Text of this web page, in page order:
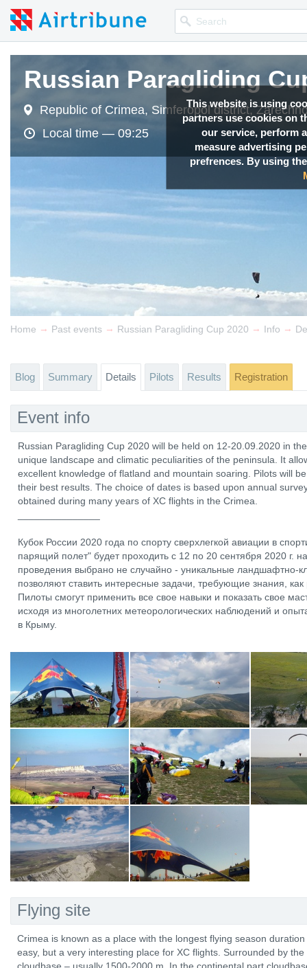
This website is using
partners use cookies on
our service, perform
measure advertising
prefrences. By using
Russian Paragliding
Republic of Crimea, Simferopol district,
Local time —09:25
Russian Paragliding
Republic of Crimea, Simferopol district,
Local time —09:25
Russian Paragliding
Republic of Crimea, Simferopol district,
Local time —09:25
Home → Past events → Russian Paragliding Cup 2020 → Info →
Blog Summary Details Pilots Results Registration
Event info
Russian Paragliding Cup 2020 will be held on 12-20.09.2020 in
unique landscape and climatic peculiarities of the peninsula. It
excellent knowledge of flatland and mountain soaring. Pilots will
their best results. The choice of dates is based upon annual
obtained during many years of XC flights in the Crimea.
Кубок России 2020 года по спорту сверхлегкой авиации в
парящий полет" будет проходить с 12 по 20 сентября 2020 г.
проведения выбрано не случайно - уникальные ландшафтно-
позволяют ставить интересные задачи, требующие знания,
Пилоты смогут применить все свое навыки и показать свое
исходя из многолетних метеорологических наблюдений и
в Крыму.
Flying site
Crimea is known as a place with the longest flying season
easy, but a very interesting place for XC flights. Surrounded by